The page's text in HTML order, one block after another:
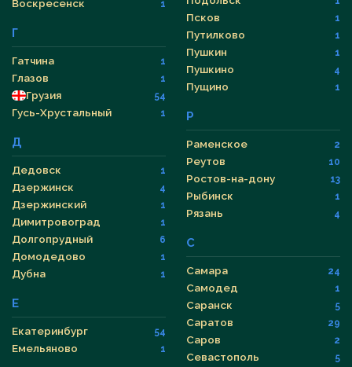
Воскресенск 1
Г
Гатчина 1
Глазов 1
Грузия 54
Гусь-Хрустальный 1
Д
Дедовск 1
Дзержинск 4
Дзержинский 1
Димитровоград 1
Долгопрудный 6
Домодедово 1
Дубна 1
Е
Екатеринбург 54
Емельяново 1
Псков 1
Путилково 1
Пушкин 1
Пушкино 4
Пущино 1
Р
Раменское 2
Реутов 10
Ростов-на-дону 13
Рыбинск 1
Рязань 4
С
Самара 24
Самодед 1
Саранск 5
Саратов 29
Саров 2
Севастополь 5